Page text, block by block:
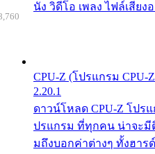
นัง วิดีโอ เพลง ไฟล์เสียง
CPU-Z (โปรแกรม CPU-
2.20.1
ดาวน์โหลด CPU-Z โปร
ปรแกรม ที่ทุกคน น่าจะมีติ
มถึงบอกค่าต่างๆ ทั้งฮาร